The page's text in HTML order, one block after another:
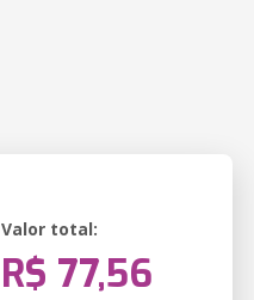
Valor total:
R$ 77,56